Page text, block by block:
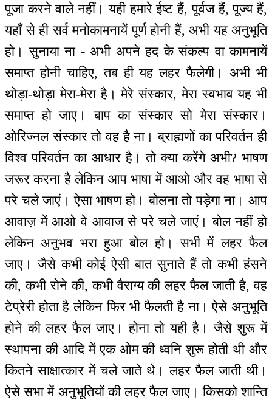
पूजा करने वाले नहीं। यही हमारे ईष्ट हैं, पूर्वज हैं, पूज्य हैं,
यहाँ से ही सर्व मनोकामनायें पूर्ण होनी हैं, अभी यह अनुभूति
हो। सुनाया ना - अभी अपने हद के संकल्प वा कामनायें
समाप्त होनी चाहिए, तब ही यह लहर फैलेगी। अभी भी
थोड़ा-थोड़ा मेरा-मेरा है। मेरे संस्कार, मेरा स्वभाव यह भी
समाप्त हो जाए। बाप का संस्कार सो मेरा संस्कार।
ओरिज्नल संस्कार तो वह है ना। ब्राह्मणों का परिवर्तन ही
विश्व परिवर्तन का आधार है। तो क्या करेंगे अभी? भाषण
जरूर करना है लेकिन आप भाषा में आओ और वह भाषा से
परे चले जाएं। ऐसा भाषण हो। बोलना तो पड़ेगा ना। आप
आवाज़ में आओ वे आवाज से परे चले जाएं। बोल नहीं हो
लेकिन अनुभव भरा हुआ बोल हो। सभी में लहर फैल
जाए। जैसे कभी कोई ऐसी बात सुनाते हैं तो कभी हंसने
की, कभी रोने की, कभी वैराग्य की लहर फैल जाती है, वह
टेप्रेरी होता है लेकिन फिर भी फैलती है ना। ऐसे अनुभूति
होने की लहर फैल जाए। होना तो यही है। जैसे शुरू में
स्थापना की आदि में एक ओम की ध्वनि शुरू होती थी और
कितने साक्षात्कार में चले जाते थे। लहर फैल जाती थी।
ऐसे सभा में अनुभूतियों की लहर फैल जाए। किसको शान्ति